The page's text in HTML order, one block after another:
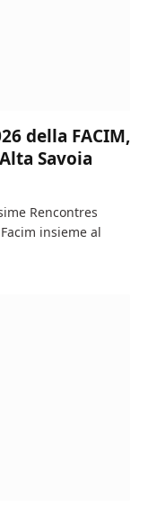
della FACIM,
Savoia
Rencontres
insieme al